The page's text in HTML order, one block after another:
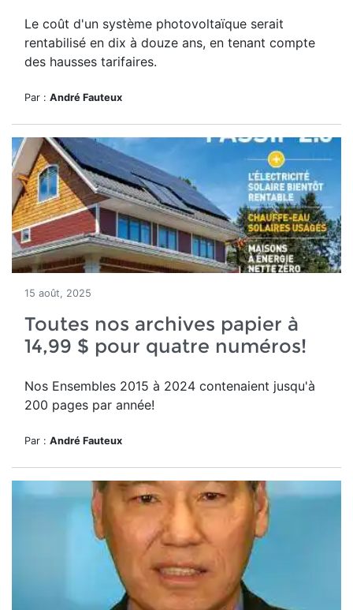
Le coût d'un système photovoltaïque serait
rentabilisé en dix à douze ans, en tenant compte
des hausses tarifaires.
Par : André Fauteux
15 août, 2025
Toutes nos archives papier à
14,99 $ pour quatre numéros!
Nos Ensembles 2015 à 2024 contenaient jusqu'à
200 pages par année!
Par : André Fauteux